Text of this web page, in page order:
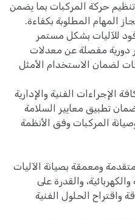
وتنظيم حركة المركبات بما يضمن
المهام المطلوبة بكفاءة.
للآليات بشكل مستمر
دورية مفصلة عن معدلات
لضمان الاستخدام الأمثل
الإجراءات الفنية والإدارية
تطبيق معايير السلامة
المركبات وفق الأنظمة
ومعمقة بصيانة الآليات
والقدرة على
واقتراح الحلول الفنية